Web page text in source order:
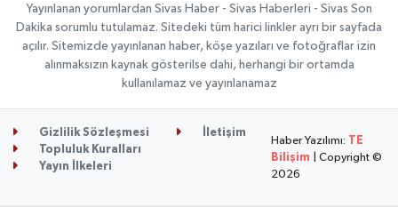
Yayınlanan yorumlardan Sivas Haber - Sivas Haberleri - Sivas Son
Dakika sorumlu tutulamaz. Sitedeki tüm harici linkler ayrı bir sayfada
açılır. Sitemizde yayınlanan haber, köşe yazıları ve fotoğraflar izin
alınmaksızın kaynak gösterilse dahi, herhangi bir ortamda
kullanılamaz ve yayınlanamaz
Gizlilik Sözleşmesi
İletişim
Topluluk Kuralları
Yayın İlkeleri
Haber Yazılımı: TE
Bilişim | Copyright ©
2026